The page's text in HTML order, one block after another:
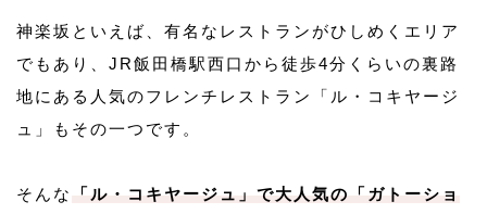
神楽坂といえば、有名なレストランがひしめくエリア
でもあり、JR飯田橋駅西口から徒歩4分くらいの裏路
地にある人気のフレンチレストラン「ル・コキヤージ
ュ」もその一つです。
そんな
「ル・コキヤージュ」で大人気の「ガトーショ